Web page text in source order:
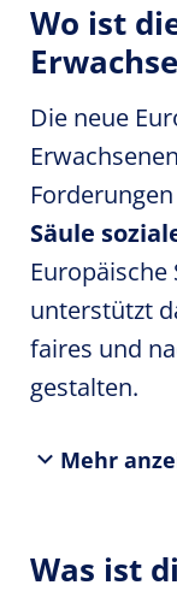
Wo ist
Die neue
Säule
Europäische
unterstützt
faires und
gestalten.
Mehr
Was ist